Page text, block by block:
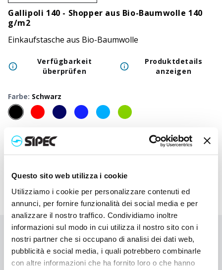
Questo sito web utilizza i cookie
Utilizziamo i cookie per personalizzare contenuti ed
annunci, per fornire funzionalità dei social media e per
analizzare il nostro traffico. Condividiamo inoltre
informazioni sul modo in cui utilizza il nostro sito con i
nostri partner che si occupano di analisi dei dati web,
pubblicità e social media, i quali potrebbero combinarle
con altre informazioni che ha fornito loro o che hanno
Gallipoli 140 - Shopper aus Bio-Baumwolle 140
g/m2
Einkaufstasche aus Bio-Baumwolle
Verfügbarkeit
überprüfen
Produktdetails
anzeigen
Farbe: Schwarz
500+ 1000
Neutraler Preis
2,750€ 2,750
Druckpreis
3,730€ 3,683€ 3,635€ 3,590€ 3,547€
Sie haben nicht gefunden, wonach Sie suchen?
Kontaktieren Sie uns, wenn Sie Hilfe benötigen, oder fordern Sie
Ihre kundenspezifische Bestellung an